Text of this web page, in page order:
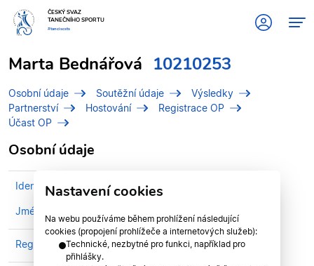
ČESKÝ SVAZ
TANEČNÍHO SPORTU
#tanciscsts
Marta Bednářová 10210253
Osobní údaje Soutěžní údaje
Výsledky
Partnerství
Hostování
Registrace OP
Účast OP
Osobní údaje
Identifikační číslo (IDT)
Jméno
Registrován v divizi Středočeská divize
Nastavení cookies
Na webu používáme během prohlížení následující
cookies (propojení prohlížeče a internetových služeb):
Technické, nezbytné pro funkci, například pro
přihlášky.